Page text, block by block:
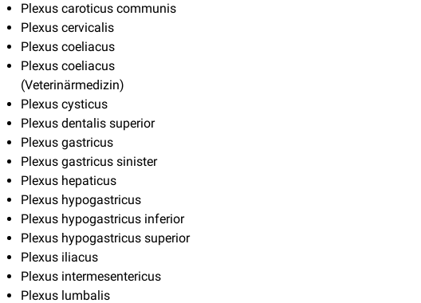
Plexus caroticus communis
Plexus cervicalis
Plexus coeliacus
Plexus coeliacus
(Veterinärmedizin)
Plexus cysticus
Plexus dentalis superior
Plexus gastricus
Plexus gastricus sinister
Plexus hepaticus
Plexus hypogastricus
Plexus hypogastricus inferior
Plexus hypogastricus superior
Plexus iliacus
Plexus intermesentericus
Plexus lumbalis